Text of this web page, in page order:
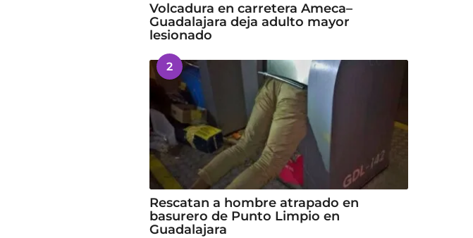
Volcadura en carretera Ameca–
Guadalajara deja adulto mayor
lesionado
2
Rescatan a hombre atrapado en
basurero de Punto Limpio en
Guadalajara